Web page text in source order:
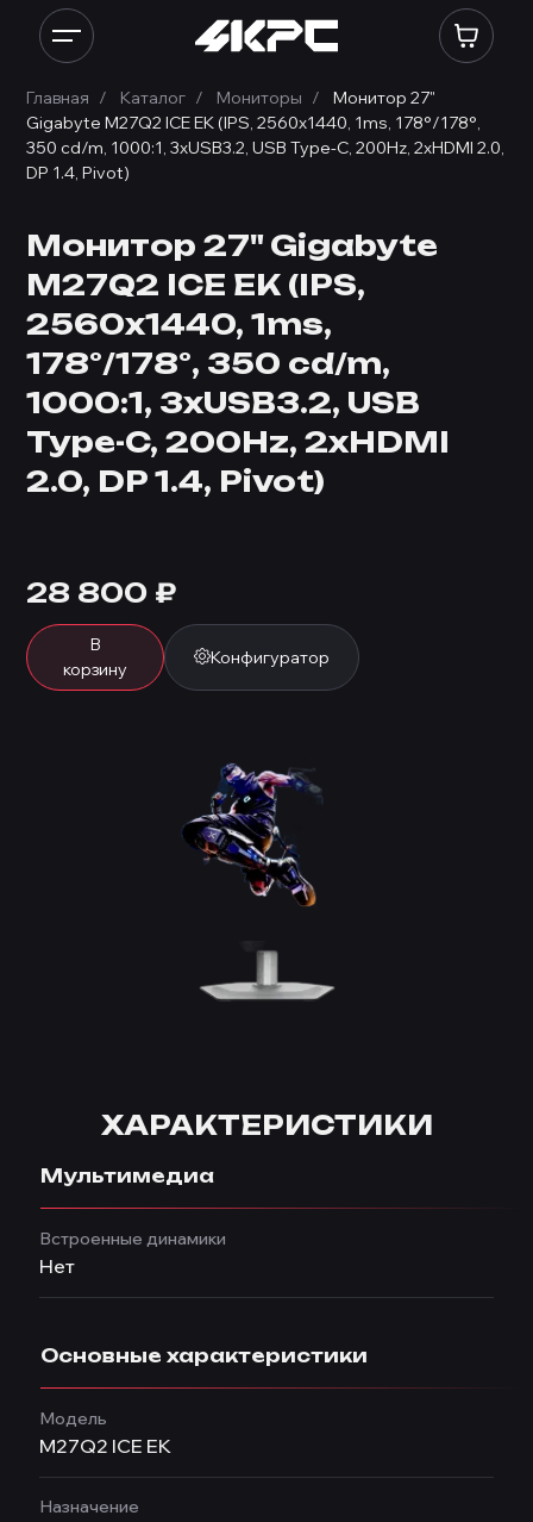
Главная Каталог Мониторы
Монитор 27"
Gigabyte M27Q2 ICE EK (IPS, 2560x1440, 1ms, 178°/178°,
350 cd/m, 1000:1, 3xUSB3.2, USB Type-C, 200Hz, 2xHDMI 2.0,
DP 1.4, Pivot)
Монитор 27" Gigabyte
M27Q2 ICE EK (IPS,
2560x1440, 1ms,
178°/178°, 350 cd/m,
1000:1, 3xUSB3.2, USB
Type-C, 200Hz, 2xHDMI
2.0, DP 1.4, Pivot)
28 800 ₽
В
корзину
Конфигуратор
ХАРАКТЕРИСТИКИ
Мультимедиа
Встроенные динамики
Нет
Основные характеристики
Модель
M27Q2 ICE EK
Назначение